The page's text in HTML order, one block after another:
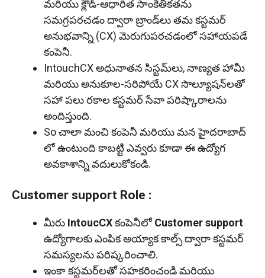
మరియు క్లౌడ్-ఆధారిత సాంకేతికతను
సమగ్రపరచడం ద్వారా బ్రాండ్‌లు తమ కస్టమర్
అనుభవాన్ని (CX) మెరుగుపరచడంలో సహాయపడే
కంపెనీ.
IntouchCX అధునాతన సిస్టమ్‌లు, నాణ్యత హామీ
మరియు అనుకూల-సరిపోయే CX సొల్యూషన్‌లతో
సహా పలు రకాల కస్టమర్ సేవా పరిష్కారాలను
అందిస్తుంది.
So చాలా మంచి కంపెనీ మరియు మన హైదరాబాద్
లో ఉంటుంది కాబట్టి ఎవ్వరు కూడా ఈ ఉద్యోగ
అవకాశాన్ని వదులుకోకండి.
Customer support Role :
మీరు IntoucCXకంపెనీలోCustomer support
ఉద్యోగాలకు ఎంపిక అయ్యాక కాల్స్ ద్వారా కస్టమర్
సమస్యలను పరిష్కరించాలి.
ఇంకా కస్టమర్‌లతో సహకరించండి మరియు